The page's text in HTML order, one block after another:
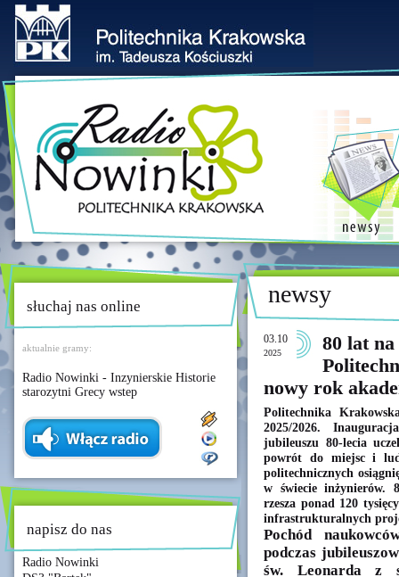
słuchaj nas online
aktualnie gramy:
Radio Nowinki - Inzynierskie Historie
starozytni Grecy wstep
napisz do nas
Radio Nowinki
newsy
03.10
2025
80 lat
nowy rok
Politechnika
2025/2026.
jubileuszu 80-lecia
powrót do miejsc i
politechnicznych
w świecie inżynierów.
rzesza ponad 120
infrastrukturalnych
Pochód
podczas
św. Leonarda z